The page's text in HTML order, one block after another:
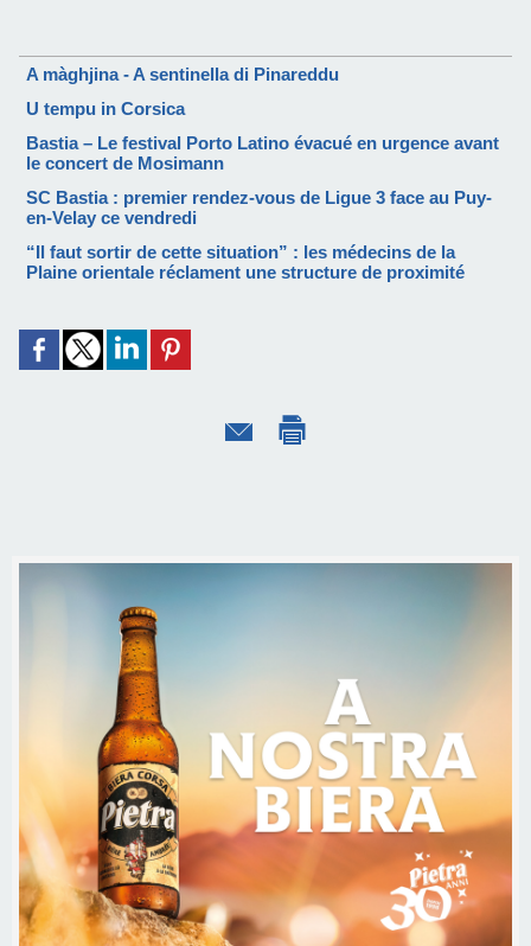
A màghjina - A sentinella di Pinareddu
U tempu in Corsica
Bastia – Le festival Porto Latino évacué en urgence avant
le concert de Mosimann
SC Bastia : premier rendez-vous de Ligue 3 face au Puy-
en-Velay ce vendredi
“Il faut sortir de cette situation” : les médecins de la
Plaine orientale réclament une structure de proximité